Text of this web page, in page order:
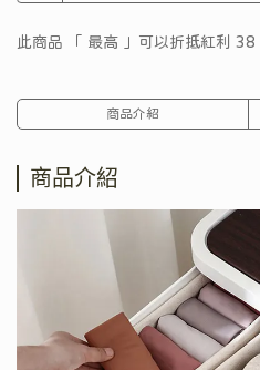
此商品 「 最高 」可以折抵紅利 38
商品介紹
商品介紹